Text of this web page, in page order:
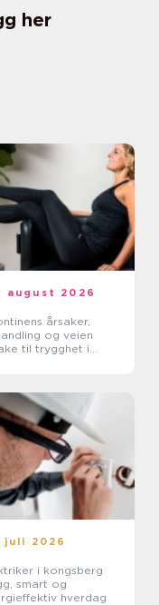
her
august 2026
årsaker,
og veien
til trygghet i
juli 2026
i kongsberg
smart og
hverdag